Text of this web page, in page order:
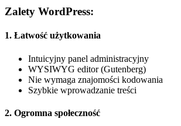
Zalety WordPress:
1. Łatwość użytkowania
Intuicyjny panel administracyjny
WYSIWYG editor (Gutenberg)
Nie wymaga znajomości kodowania
Szybkie wprowadzanie treści
2. Ogromna społeczność